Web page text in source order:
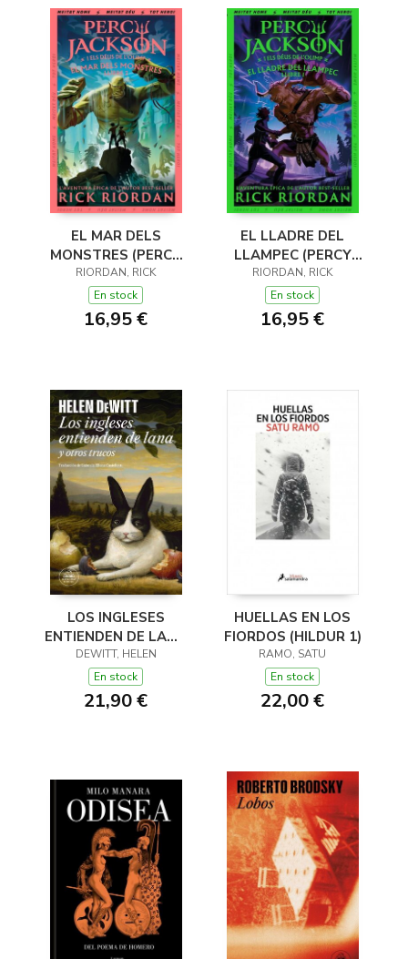
EL MAR DELS
MONSTRES (PERCY
JACKSON I ELS DÉUS
DE L'OLIMP 2)
RIORDAN, RICK
En stock
16,95 €
EL LLADRE DEL
LLAMPEC (PERCY
JACKSON I ELS DÉUS
DE L'OLIMP 1)
RIORDAN, RICK
En stock
16,95 €
LOS INGLESES
ENTIENDEN DE LANA
(Y OTROS TRUCOS)
DEWITT, HELEN
En stock
21,90 €
HUELLAS EN LOS
FIORDOS (HILDUR 1)
RAMO, SATU
En stock
22,00 €